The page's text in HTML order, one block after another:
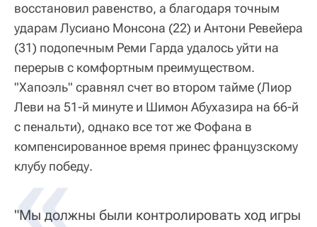
восстановил равенство, а благодаря точным
ударам Лусиано Монсона (22) и Антони Ревейера
(31) подопечным Реми Гарда удалось уйти на
перерыв с комфортным преимуществом.
"Хапоэль" сравнял счет во втором тайме (Лиор
Леви на 51-й минуте и Шимон Абухазира на 66-й
с пенальти), однако все тот же Фофана в
компенсированное время принес французскому
клубу победу.
"Мы должны были контролировать ход игры